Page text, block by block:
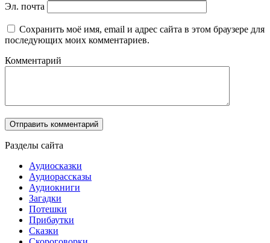
Эл. почта
Сохранить моё имя, email и адрес сайта в этом браузере для
последующих моих комментариев.
Комментарий
Разделы сайта
Аудиосказки
Аудиорассказы
Аудиокниги
Загадки
Потешки
Прибаутки
Сказки